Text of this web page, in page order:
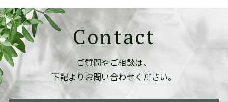
Contact
ご質問やご相談は、
下記よりお問い合わせください。